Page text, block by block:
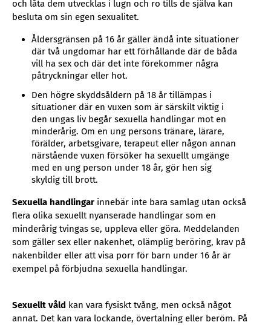
och låta dem utvecklas i lugn och ro tills de själva kan
besluta om sin egen sexualitet.
Åldersgränsen på 16 år gäller ändå inte situationer
där två ungdomar har ett förhållande där de båda
vill ha sex och där det inte förekommer några
påtryckningar eller hot.
Den högre skyddsåldern på 18 år tillämpas i
situationer där en vuxen som är särskilt viktig i
den ungas liv begår sexuella handlingar mot en
minderårig. Om en ung persons tränare, lärare,
förälder, arbetsgivare, terapeut eller någon annan
närstående vuxen försöker ha sexuellt umgänge
med en ung person under 18 år, gör hen sig
skyldig till brott.
Sexuella handlingar innebär inte bara samlag utan också
flera olika sexuellt nyanserade handlingar som en
minderårig tvingas se, uppleva eller göra. Meddelanden
som gäller sex eller nakenhet, olämplig beröring, krav på
nakenbilder eller att visa porr för barn under 16 år är
exempel på förbjudna sexuella handlingar.
Sexuellt våld kan vara fysiskt tvång, men också något
annat. Det kan vara lockande, övertalning eller beröm. På